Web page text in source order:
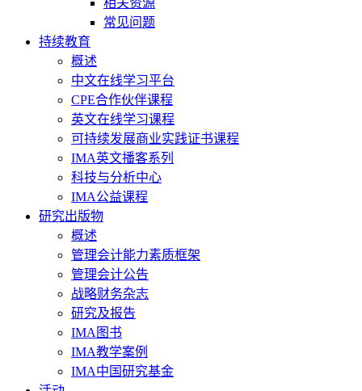
相关资源
常见问题
持续教育
概述
中文在线学习平台
CPE合作伙伴课程
英文在线学习课程
可持续发展商业实践证书课程
IMA英文播客系列
科技与分析中心
IMA公益课程
研究出版物
概述
管理会计能力素质框架
管理会计公告
战略财务杂志
研究及报告
IMA图书
IMA教学案例
IMA中国研究基金